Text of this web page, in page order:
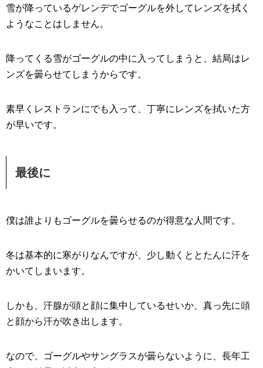
雪が降っているゲレンデでゴーグルを外してレンズを拭く
ようなことはしません。
降ってくる雪がゴーグルの中に入ってしまうと、結局はレ
ンズを曇らせてしまうからです。
素早くレストランにでも入って、丁寧にレンズを拭いた方
が早いです。
最後に
僕は誰よりもゴーグルを曇らせるのが得意な人間です。
冬は基本的に寒がりなんですが、少し動くととたんに汗を
かいてしまいます。
しかも、汗腺が頭と顔に集中しているせいか、真っ先に頭
と顔から汗が吹き出します。
なので、ゴーグルやサングラスが曇らないように、長年工